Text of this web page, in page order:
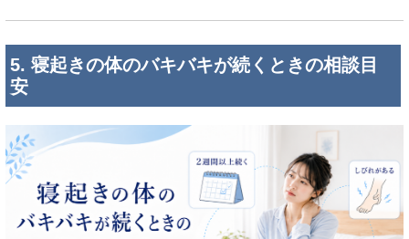
5. 寝起きの体のバキバキが続くときの相談目
安